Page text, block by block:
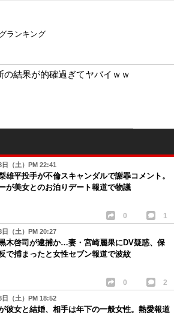
ランキング
の結果が的確過ぎてヤバイｗｗ
日（土）PM 22:41
雄平投手が不倫スキャンダルで謝罪コメント。
が美女とのお泊りデート報道で物議
0 1
日（土）PM 20:27
木啓司が逮捕か…妻・宮崎麗果にDV疑惑、保
で捕まったと女性セブン報道で波紋
0 2
日（土）PM 18:52
彼女と結婚、相手は年下の一般女性。熱愛報道